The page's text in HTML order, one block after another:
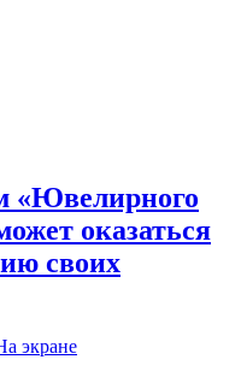
«Ювелирного
оказаться
своих
экране